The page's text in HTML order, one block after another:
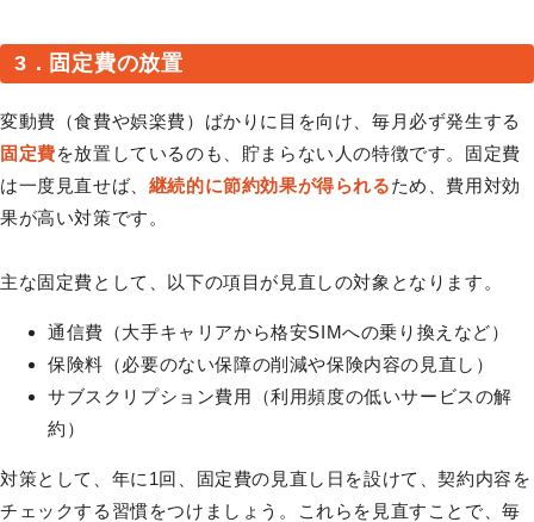
3．固定費の放置
変動費（食費や娯楽費）ばかりに目を向け、毎月必ず発生する
固定費を放置しているのも、貯まらない人の特徴です。固定費
は一度見直せば、 継続的に節約効果が得られるため、費用対効
果が高い対策です。
主な固定費として、以下の項目が見直しの対象となります。
通信費（大手キャリアから格安SIMへの乗り換えなど）
保険料（必要のない保障の削減や保険内容の見直し）
サブスクリプション費用（利用頻度の低いサービスの解
約）
対策として、年に1回、固定費の見直し日を設けて、契約内容を
チェックする習慣をつけましょう。これらを見直すことで、毎